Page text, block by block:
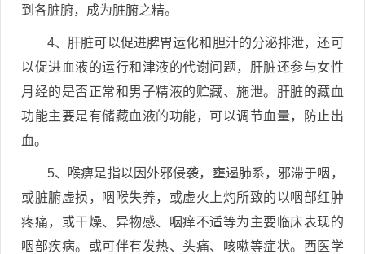
到各脏腑，成为脏腑之精。
4、肝脏可以促进脾胃运化和胆汁的分泌排泄，还可
以促进血液的运行和津液的代谢问题，肝脏还参与女性
月经的是否正常和男子精液的贮藏、施泄。肝脏的藏血
功能主要是有储藏血液的功能，可以调节血量，防止出
血。
5、喉痹是指以因外邪侵袭，壅遏肺系，邪滞于咽，
或脏腑虚损，咽喉失养，或虚火上灼所致的以咽部红肿
疼痛，或干燥、异物感、咽痒不适等为主要临床表现的
咽部疾病。或可伴有发热、头痛、咳嗽等症状。西医学